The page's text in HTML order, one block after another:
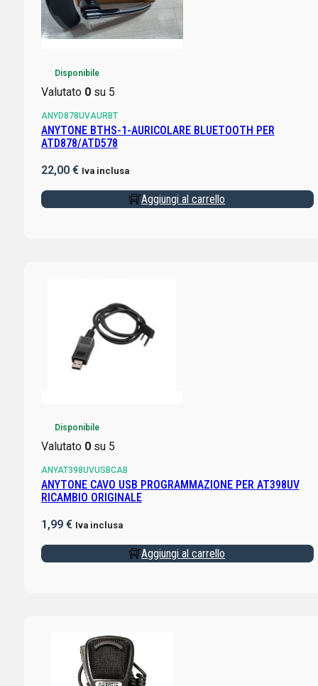
Disponibile
Valutato 0su 5
ANYD878UVAURBT
ANYTONE BTHS-1-AURICOLARE BLUETOOTH PER
ATD878/ATD578
22,00 € Iva inclusa
Aggiungi al carrello
Disponibile
Valutato 0su 5
ANYAT398UVUSBCAB
ANYTONE CAVO USB PROGRAMMAZIONE PER AT398UV
RICAMBIO ORIGINALE
1,99 € Iva inclusa
Aggiungi al carrello